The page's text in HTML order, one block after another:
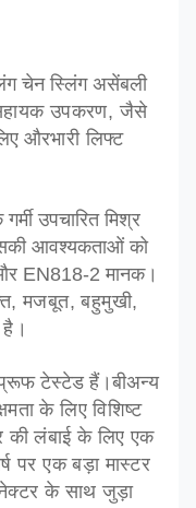
चेन स्लिंग असेंबली
उपकरण, जैसे
औरभारी लिफ्ट
उपचारित मिश्र
इसकी आवश्यकताओं को
EN818-2 मानक।
मजबूत, बहुमुखी,
प्रूफ टेस्टेड हैं।बीअन्य
के लिए विशिष्ट
की लंबाई के लिए एक
पर एक बड़ा मास्टर
के साथ जुड़ा